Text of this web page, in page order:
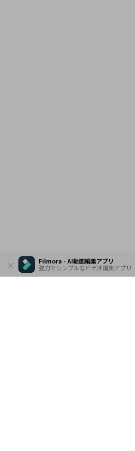
Filmora - AI動画編集アプリ
強力でシンプルなビデオ編集アプリ